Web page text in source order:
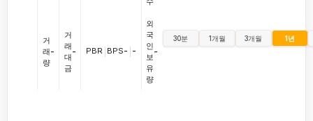
거
래
량
-
거
래
대
금
- PBR BPS- -
외
국
인
보
유
량
-
30분 1개월 3개월 1년